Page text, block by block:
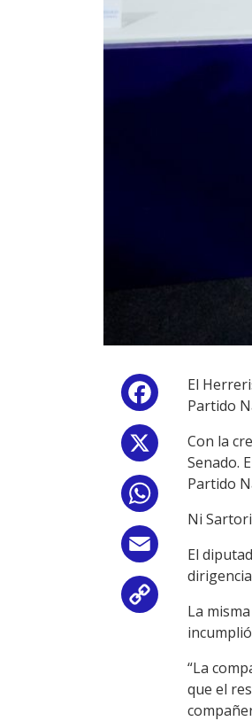
Facebook
Email
Link
El
Partido
Con la
Senado.
Partido
Ni
El
La
“La
que el